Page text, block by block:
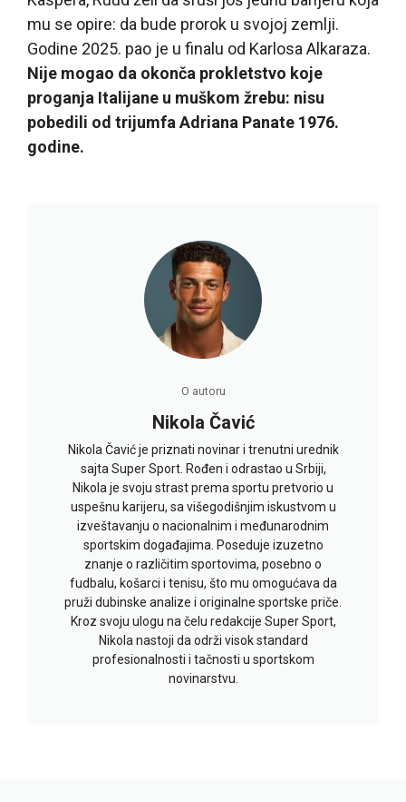
mu se opire: da bude prorok u svojoj zemlji.
Godine 2025. pao je u finalu od Karlosa Alkaraza.
Nije mogao da okonča prokletstvo koje
proganja Italijane u muškom žrebu: nisu
pobedili od trijumfa Adriana Panate 1976.
godine.
O autoru
Nikola Čavić
Nikola Čavić je priznati novinar i trenutni urednik
sajta Super Sport. Rođen i odrastao u Srbiji,
Nikola je svoju strast prema sportu pretvorio u
uspešnu karijeru, sa višegodišnjim iskustvom u
izveštavanju o nacionalnim i međunarodnim
sportskim događajima. Poseduje izuzetno
znanje o različitim sportovima, posebno o
fudbalu, košarci i tenisu, što mu omogućava da
pruži dubinske analize i originalne sportske priče.
Kroz svoju ulogu na čelu redakcije Super Sport,
Nikola nastoji da održi visok standard
profesionalnosti i tačnosti u sportskom
novinarstvu.